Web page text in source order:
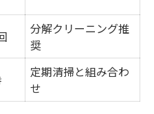
な汚れに役立つ掃除法
れ対策おすすめ一覧
で落とす頑固な油汚れ
リーニング法を紹介
い掃除のコツ
分解クリーニング推
奨
定期清掃と組み合わ
せ